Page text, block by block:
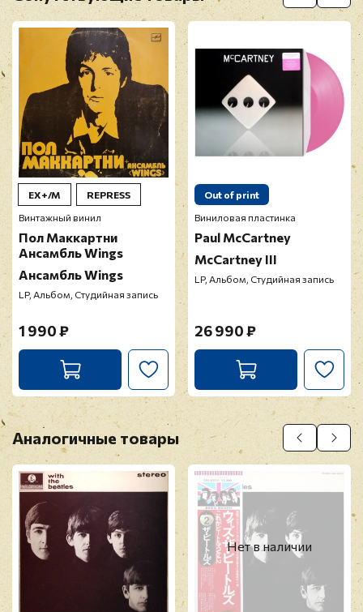
Перед публикацией отзывы проходят
модерацию
EX+/M
REPRESS
Винтажный винил
Пол Маккартни
Ансамбль Wings
Ансамбль Wings
LP, Альбом, Студийная запись
1 990 ₽
Out of print
Виниловая пластинка
Paul McCartney
McCartney III
LP, Альбом, Студийная запись
26 990 ₽
Аналогичные товары
Нет в наличии